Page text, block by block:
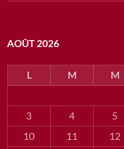
AOÛT 2026
L M M
3
4 5
10
11 12